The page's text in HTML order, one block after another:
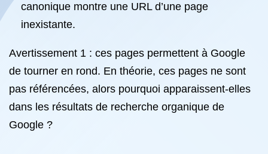
canonique montre une URL d’une page
inexistante.
Avertissement 1 : ces pages permettent à Google
de tourner en rond. En théorie, ces pages ne sont
pas référencées, alors pourquoi apparaissent-elles
dans les résultats de recherche organique de
Google ?